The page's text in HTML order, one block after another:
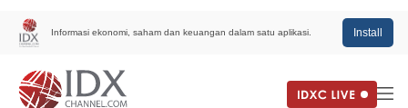
Informasi ekonomi, saham dan keuangan dalam satu aplikasi. Install